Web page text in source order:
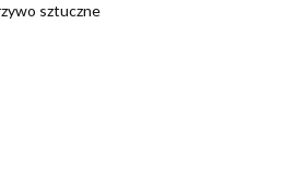
sztuczne